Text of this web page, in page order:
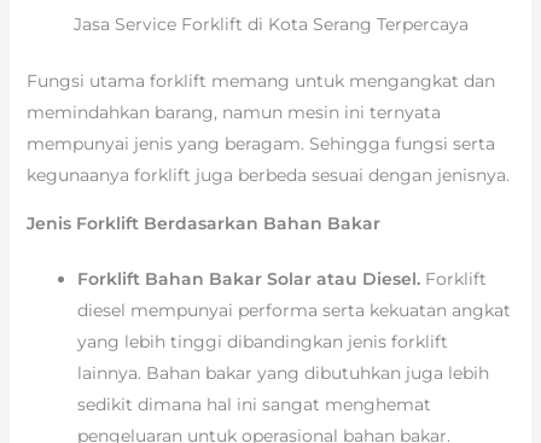
Jasa Service Forklift di Kota Serang Terpercaya
Fungsi utama forklift memang untuk mengangkat dan
memindahkan barang, namun mesin ini ternyata
mempunyai jenis yang beragam. Sehingga fungsi serta
kegunaanya forklift juga berbeda sesuai dengan jenisnya.
Jenis Forklift Berdasarkan Bahan Bakar
Forklift Bahan Bakar Solar atau Diesel. Forklift
diesel mempunyai performa serta kekuatan angkat
yang lebih tinggi dibandingkan jenis forklift
lainnya. Bahan bakar yang dibutuhkan juga lebih
sedikit dimana hal ini sangat menghemat
pengeluaran untuk operasional bahan bakar.